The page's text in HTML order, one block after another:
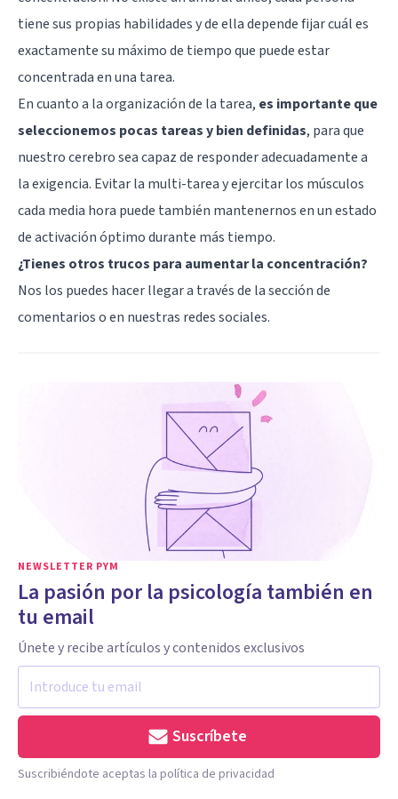
tiene sus propias habilidades y de ella depende fijar cuál es
exactamente su máximo de tiempo que puede estar
concentrada en una tarea.
En cuanto a la organización de la tarea, es importante que
seleccionemos pocas tareas y bien definidas, para que
nuestro cerebro sea capaz de responder adecuadamente a
la exigencia. Evitar la multi-tarea y ejercitar los músculos
cada media hora puede también mantenernos en un estado
de activación óptimo durante más tiempo.
¿Tienes otros trucos para aumentar la concentración?
Nos los puedes hacer llegar a través de la sección de
comentarios o en nuestras redes sociales.
NEWSLETTER PYM
La pasión por la psicología también en
tu email
Únete y recibe artículos y contenidos exclusivos
Suscríbete
Suscribiéndote aceptas la política de privacidad